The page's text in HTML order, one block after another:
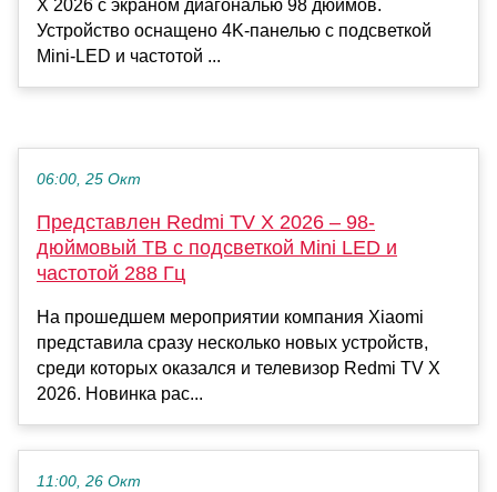
X 2026 с экраном диагональю 98 дюймов.
Устройство оснащено 4K-панелью с подсветкой
Mini-LED и частотой ...
06:00, 25 Окт
Представлен Redmi TV X 2026 – 98-
дюймовый ТВ с подсветкой Mini LED и
частотой 288 Гц
На прошедшем мероприятии компания Xiaomi
представила сразу несколько новых устройств,
среди которых оказался и телевизор Redmi TV X
2026. Новинка рас...
11:00, 26 Окт